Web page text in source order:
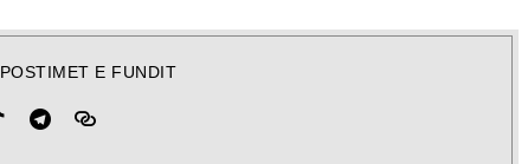
POSTIMET E FUNDIT